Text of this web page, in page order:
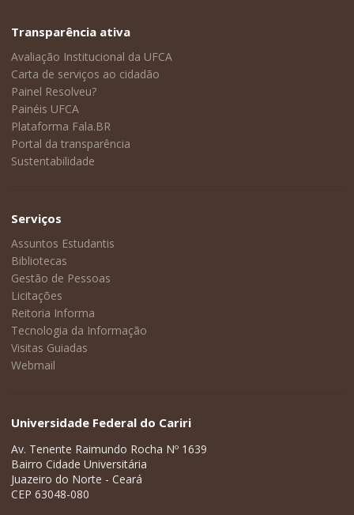
Transparência ativa
Avaliação Institucional da UFCA
Carta de serviços ao cidadão
Painel Resolveu?
Painéis UFCA
Plataforma Fala.BR
Portal da transparência
Sustentabilidade
Serviços
Assuntos Estudantis
Bibliotecas
Gestão de Pessoas
Licitações
Reitoria Informa
Tecnologia da Informação
Visitas Guiadas
Webmail
Universidade Federal do Cariri
Av. Tenente Raimundo Rocha Nº 1639
Bairro Cidade Universitária
Juazeiro do Norte - Ceará
CEP 63048-080